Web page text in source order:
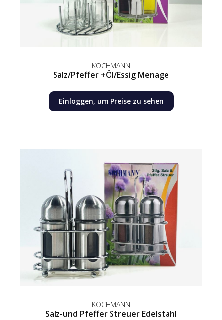
KOCHMANN
Salz/Pfeffer +Öl/Essig Menage
Einloggen, um Preise zu sehen
KOCHMANN
Salz-und Pfeffer Streuer Edelstahl